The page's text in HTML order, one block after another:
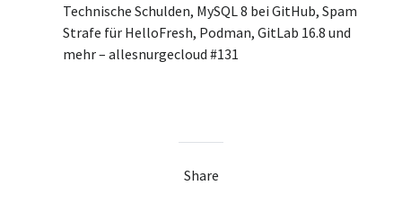
Technische Schulden, MySQL 8 bei GitHub, Spam
Strafe für HelloFresh, Podman, GitLab 16.8 und
mehr – allesnurgecloud #131
Share